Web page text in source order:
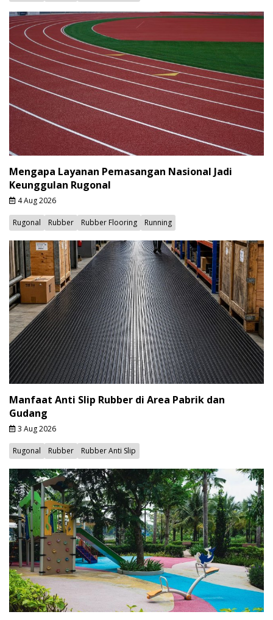
Mengapa Layanan Pemasangan Nasional Jadi
Keunggulan Rugonal
4 Aug 2026
Rugonal Rubber Rubber Flooring Running
Manfaat Anti Slip Rubber di Area Pabrik dan
Gudang
3 Aug 2026
Rugonal Rubber Rubber Anti Slip